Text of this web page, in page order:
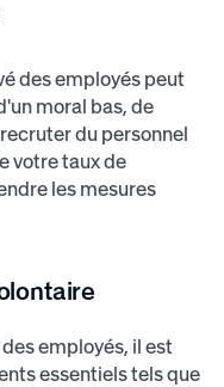
des employés peut
moral bas, de
du personnel
votre taux de
les mesures
employés, il est
essentiels tels que